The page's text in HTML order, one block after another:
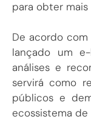
para obter mais
De acordo
lançado um
análises e
servirá como
públicos e
ecossistema de